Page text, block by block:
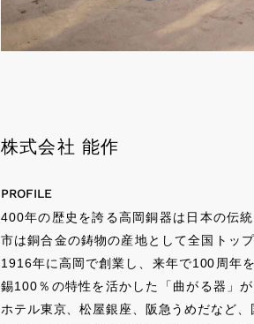
株式会社 能作
PROFILE
400年の歴史を誇る高岡銅器は日本の伝
市は銅合金の鋳物の産地として全国トッ
1916年に高岡で創業し、来年で100周年
錫100％の特性を活かした「曲がる器」
ホテル東京、松屋銀座、阪急うめだなど